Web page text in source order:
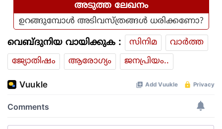
അടുത്ത ലേഖനം
ഉറങ്ങുമ്പോള്‍ അടിവസ്ത്രങ്ങള്‍ ധരിക്കണോ?
വെബ്ദുനിയ വായിക്കുക : സിനിമ
വാര്‍ത്ത
ജ്യോതിഷം
ആരോഗ്യം ജനപ്രിയം..